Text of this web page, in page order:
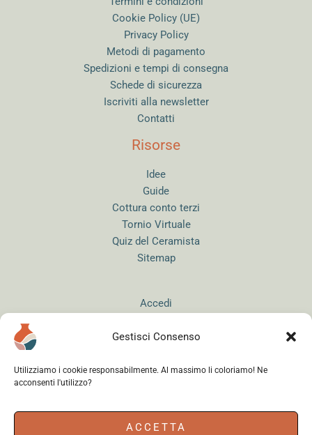
Gestisci Consenso
Utilizziamo i cookie responsabilmente. Al massimo li coloriamo! Ne
acconsenti l'utilizzo?
ACCETTA
Cookie Policy (UE)
Privacy Policy
Metodi di pagamento
Spedizioni e tempi di consegna
Schede di sicurezza
Iscriviti alla newsletter
Contatti
Risorse
Idee
Guide
Cottura conto terzi
Tornio Virtuale
Quiz del Ceramista
Sitemap
Accedi